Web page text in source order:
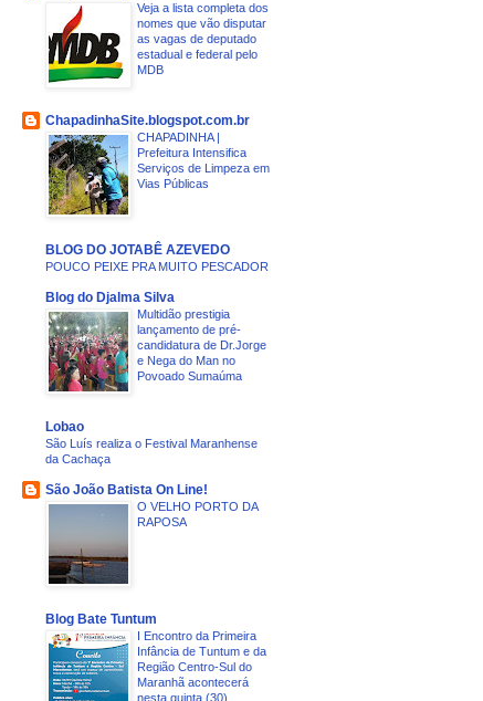
Veja a lista completa dos
nomes que vão disputar
as vagas de deputado
estadual e federal pelo
MDB
ChapadinhaSite.blogspot.com.br
CHAPADINHA |
Prefeitura Intensifica
Serviços de Limpeza em
Vias Públicas
BLOG DO JOTABÊ AZEVEDO
POUCO PEIXE PRA MUITO PESCADOR
Blog do Djalma Silva
Multidão prestigia
lançamento de pré-
candidatura de Dr.Jorge
e Nega do Man no
Povoado Sumaúma
Lobao
São Luís realiza o Festival Maranhense
da Cachaça
São João Batista On Line!
O VELHO PORTO DA
RAPOSA
Blog Bate Tuntum
I Encontro da Primeira
Infância de Tuntum e da
Região Centro-Sul do
Maranhã acontecerá
nesta quinta (30)